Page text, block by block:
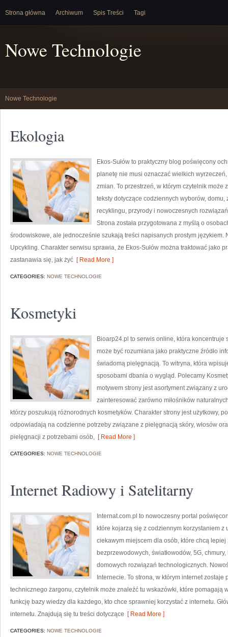
Strona główna Archiwum Spis Treści Tagi
Nowe Technologie
Nowe Technologie
Ekologia
Ekos-Sułów to praktyczny blog poświęcony
planetę nie musi oznaczać wielkich
zmian. To przestrzeń, w którym czytelnik może
teksty dotyczące codziennych wyborów,
recyklingu, przyrody i nowoczesnych
Strona została przygotowana z myślą o
środowiskowe, ale jednocześnie szukają treści napisanych prostym językiem.
Upcykling. Charakter serwisu sprawia, że Ekos-Sułów można traktować jako
zastanawia się, jak żyć [ Read More ]
CATEGORIES: NOWE TECHNOLOGIE
Kosmetyki
Bioarp24.pl to serwis online, która koncentruje
może być rozumiana jako praktyczne źródło
świadomą pielęgnacją. To witryna, która
sposobami dbania o wygląd. Polecamy
motywem strony jest asortyment związany z
zainteresować zarówno miłośników
którzy poszukują różnorodnych kosmetyków. Charakter strony jest użytkowy,
odpowiadają na codzienne potrzeby związane z pielęgnacją skóry, włosów
pielęgnacji z potrzebami osób, [ Read More ]
CATEGORIES: NOWE TECHNOLOGIE
Internet Radiowy i Satelitarny
Internat.com.pl to nowoczesny portal
które kojarzą się z codziennym korzystaniem
ciekawym miejscem dla osób, które chcą
bezprzewodowych, światłowodów, 5G,
domowych rozwiązań technologicznych.
Internecie. To strona, w którym internet zostaje
technicznego żargonu, czytelnik może znaleźć tu wskazówki, które pomagają
funkcję bazy wiedzy dla każdego, kto chce sprawniej korzystać z internetu.
internetu. Znajdują się tu treści dotyczące [ Read More ]
CATEGORIES: NOWE TECHNOLOGIE